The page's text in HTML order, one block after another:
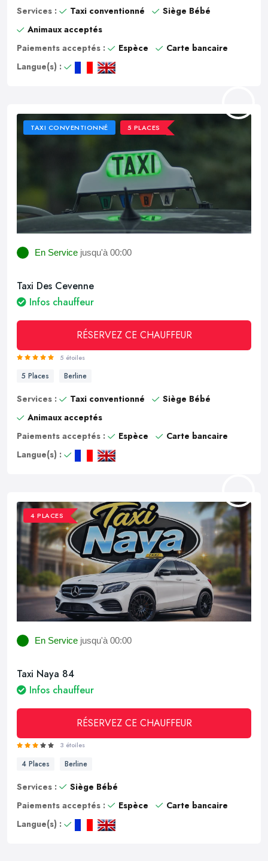
Services : Taxi conventionné
Siège Bébé
Animaux acceptés
Paiements acceptés :
Espèce
Carte bancaire
Langue(s) :
TAXI CONVENTIONNÉ 5 PLACES
En Service jusqu'à 00:00
Taxi Des Cevenne
Infos chauffeur
RÉSERVEZ CE CHAUFFEUR
5 étoiles
5 Places Berline
Services : Taxi conventionné
Siège Bébé
Animaux acceptés
Paiements acceptés :
Espèce
Carte bancaire
Langue(s) :
4 PLACES
En Service jusqu'à 00:00
Taxi Naya 84
Infos chauffeur
RÉSERVEZ CE CHAUFFEUR
3 étoiles
4 Places Berline
Services :
Siège Bébé
Paiements acceptés :
Espèce
Carte bancaire
Langue(s) :